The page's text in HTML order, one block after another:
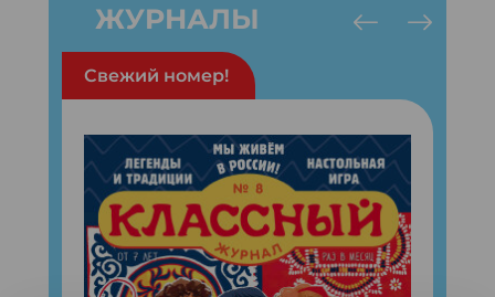
ЖУРНАЛЫ
Свежий номер!